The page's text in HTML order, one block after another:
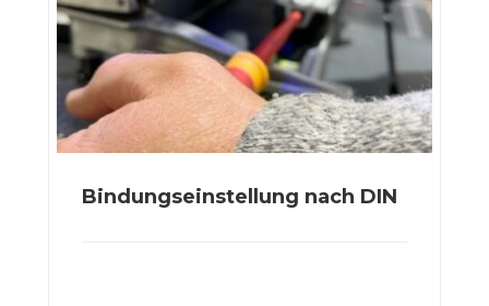
Bindungseinstellung nach DIN